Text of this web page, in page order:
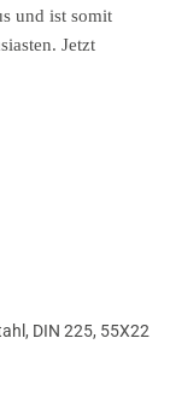
DIN 225, 55X22